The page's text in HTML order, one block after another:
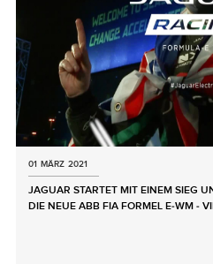
01 MÄRZ 2021
JAGUAR STARTET MIT EINEM SIEG
DIE NEUE ABB FIA FORMEL E‑WM ‑